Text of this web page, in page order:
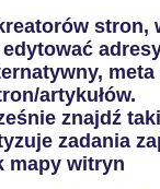
stron,
artykułów.
znajdź
zadania
mapy witryn